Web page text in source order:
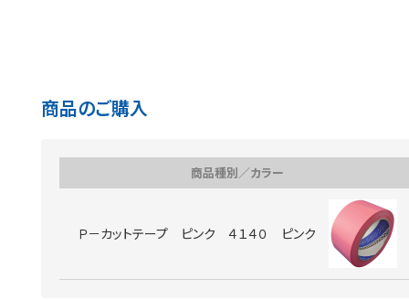
商品のご購入
商品種別／カラー
Ｐ－カットテープ ピンク ４１４０ ピンク